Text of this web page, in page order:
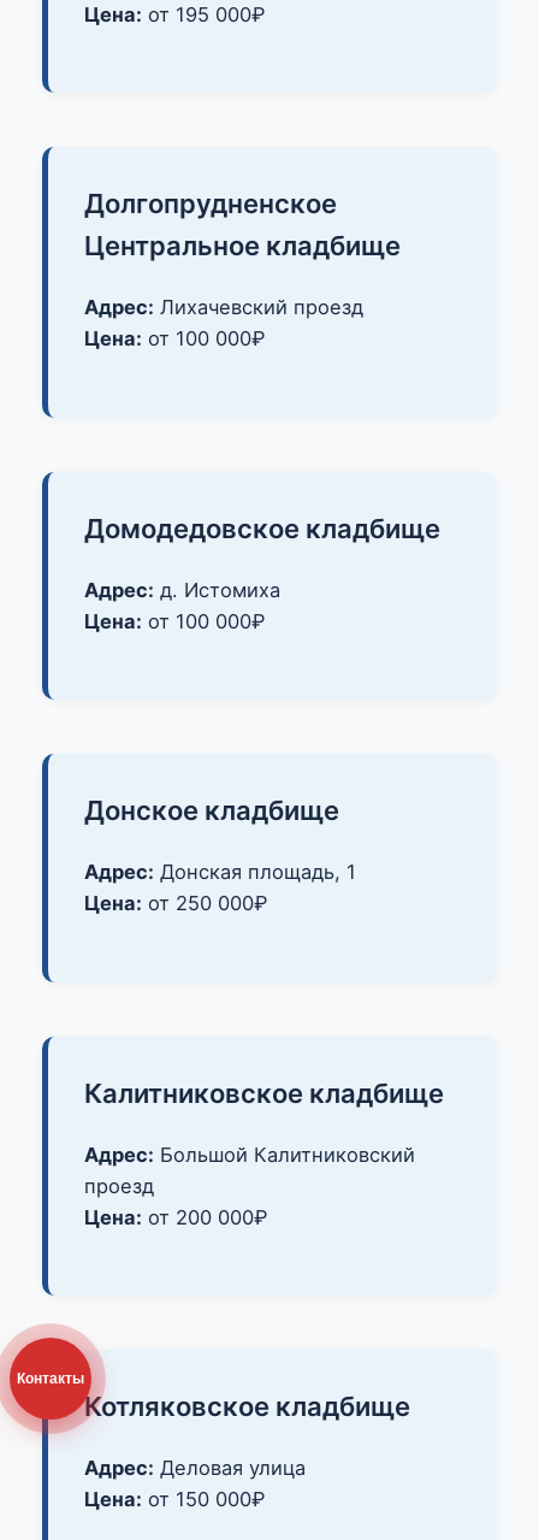
Цена: от 195 000₽
Долгопрудненское
Центральное кладбище
Адрес: Лихачевский проезд
Цена: от 100 000₽
Домодедовское кладбище
Адрес: д. Истомиха
Цена: от 100 000₽
Донское кладбище
Адрес: Донская площадь, 1
Цена: от 250 000₽
Калитниковское кладбище
Адрес: Большой Калитниковский
проезд
Цена: от 200 000₽
Котляковское кладбище
Адрес: Деловая улица
Цена: от 150 000₽
Контакты